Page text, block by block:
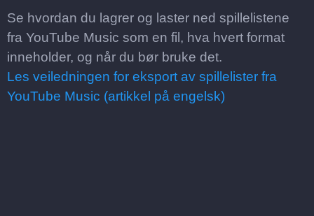
Se hvordan du lagrer og laster ned spillelistene
fra YouTube Music som en fil, hva hvert format
inneholder, og når du bør bruke det.
Les veiledningen for eksport av spillelister fra
YouTube Music (artikkel på engelsk)